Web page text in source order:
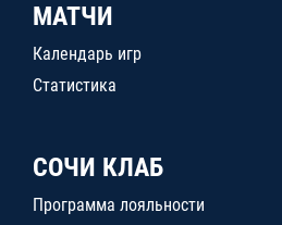
МАТЧИ
Календарь игр
Статистика
СОЧИ КЛАБ
Программа лояльности